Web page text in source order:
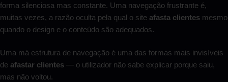
forma silenciosa mas constante. Uma navegação frustrante é,
muitas vezes, a razão oculta pela qual o site afasta clientes mesmo
quando o design e o conteúdo são adequados.
Uma má estrutura de navegação é uma das formas mais invisíveis
de afastar clientes — o utilizador não sabe explicar porque saiu,
mas não voltou.